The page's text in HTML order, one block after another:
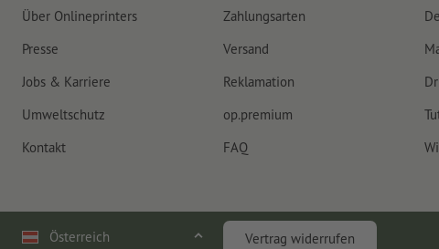
Über Onlineprinters
Presse
Jobs & Karriere
Umweltschutz
Kontakt
Zahlungsarten
Versand
Reklamation
op.premium
FAQ
Österreich Vertrag widerrufen